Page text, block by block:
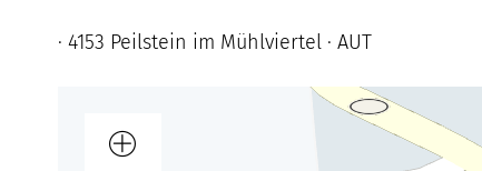
· 4153 Peilstein im Mühlviertel · AUT